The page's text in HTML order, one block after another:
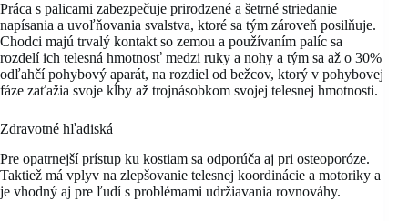
Práca s palicami zabezpečuje prirodzené a šetrné striedanie
napísania a uvoľňovania svalstva, ktoré sa tým zároveň posilňuje.
Chodci majú trvalý kontakt so zemou a používaním palíc sa
rozdelí ich telesná hmotnosť medzi ruky a nohy a tým sa až o 30%
odľahčí pohybový aparát, na rozdiel od bežcov, ktorý v pohybovej
fáze zaťažia svoje kĺby až trojnásobkom svojej telesnej hmotnosti.
Zdravotné hľadiská
Pre opatrnejší prístup ku kostiam sa odporúča aj pri osteoporóze.
Taktiež má vplyv na zlepšovanie telesnej koordinácie a motoriky a
je vhodný aj pre ľudí s problémami udržiavania rovnováhy.